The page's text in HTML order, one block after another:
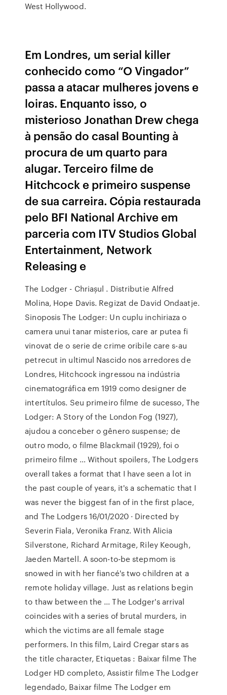
West Hollywood.
Em Londres, um serial killer
conhecido como “O Vingador”
passa a atacar mulheres jovens e
loiras. Enquanto isso, o
misterioso Jonathan Drew chega
à pensão do casal Bounting à
procura de um quarto para
alugar. Terceiro filme de
Hitchcock e primeiro suspense
de sua carreira. Cópia restaurada
pelo BFI National Archive em
parceria com ITV Studios Global
Entertainment, Network
Releasing e
The Lodger - Chriașul . Distributie Alfred
Molina, Hope Davis. Regizat de David Ondaatje.
Sinoposis The Lodger: Un cuplu inchiriaza o
camera unui tanar misterios, care ar putea fi
vinovat de o serie de crime oribile care s-au
petrecut in ultimul Nascido nos arredores de
Londres, Hitchcock ingressou na indústria
cinematográfica em 1919 como designer de
intertítulos. Seu primeiro filme de sucesso, The
Lodger: A Story of the London Fog (1927),
ajudou a conceber o gênero suspense; de
outro modo, o filme Blackmail (1929), foi o
primeiro filme … Without spoilers, The Lodgers
overall takes a format that I have seen a lot in
the past couple of years, it's a schematic that I
was never the biggest fan of in the first place,
and The Lodgers 16/01/2020 · Directed by
Severin Fiala, Veronika Franz. With Alicia
Silverstone, Richard Armitage, Riley Keough,
Jaeden Martell. A soon-to-be stepmom is
snowed in with her fiancé's two children at a
remote holiday village. Just as relations begin
to thaw between the … The Lodger's arrival
coincides with a series of brutal murders, in
which the victims are all female stage
performers. In this film, Laird Cregar stars as
the title character, Etiquetas : Baixar filme The
Lodger HD completo, Assistir filme The Lodger
legendado, Baixar filme The Lodger em